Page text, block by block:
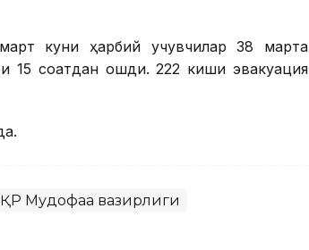
куни ҳарбий учувчилар 38 марта
15 соатдан ошди. 222 киши эвакуация
ҚР Мудофаа вазирлиги